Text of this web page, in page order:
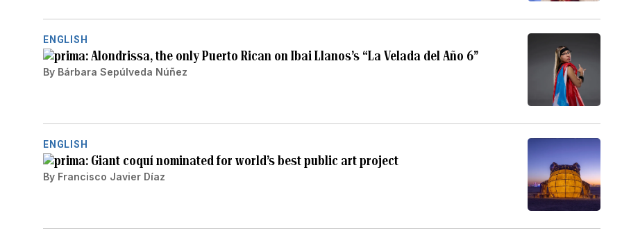
ENGLISH
Alondrissa, the only Puerto Rican on Ibai Llanos’s “La Velada del Año 6”
By Bárbara Sepúlveda Núñez
ENGLISH
Giant coquí nominated for world’s best public art project
By Francisco Javier Díaz